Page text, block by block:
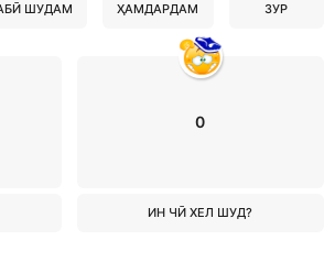
ШУДАМ ҲАМДАРДАМ ЗУР
0
ИН ЧӢ ХЕЛ ШУД?